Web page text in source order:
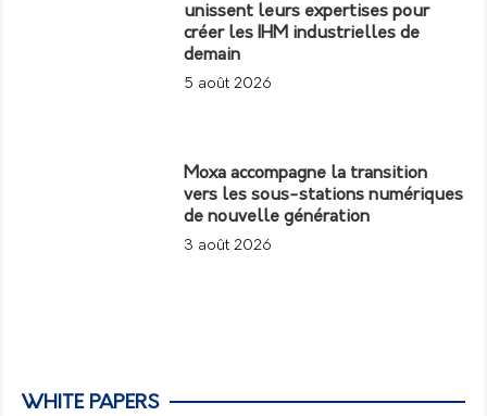
unissent leurs expertises pour
créer les IHM industrielles de
demain
5 août 2026
Moxa accompagne la transition
vers les sous-stations numériques
de nouvelle génération
3 août 2026
WHITE PAPERS